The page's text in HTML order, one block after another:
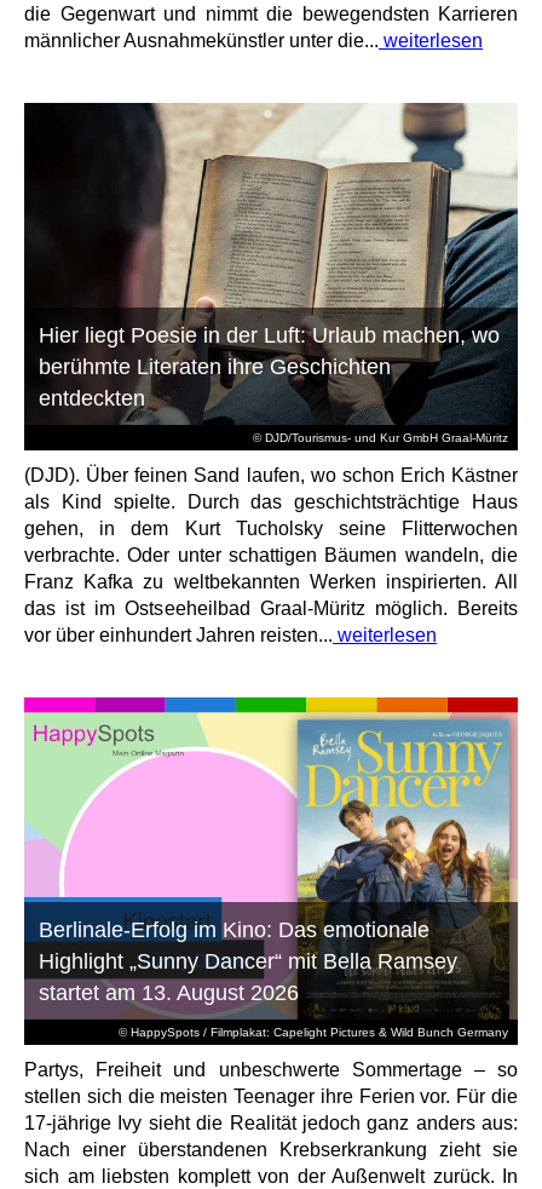
die Gegenwart und nimmt die bewegendsten Karrieren
männlicher Ausnahmekünstler unter die... weiterlesen
© DJD/Tourismus- und Kur GmbH Graal-Müritz
Hier liegt Poesie in der Luft: Urlaub machen, wo
berühmte Literaten ihre Geschichten
entdeckten
(DJD). Über feinen Sand laufen, wo schon Erich Kästner
als Kind spielte. Durch das geschichtsträchtige Haus
gehen, in dem Kurt Tucholsky seine Flitterwochen
verbrachte. Oder unter schattigen Bäumen wandeln, die
Franz Kafka zu weltbekannten Werken inspirierten. All
das ist im Ostseeheilbad Graal-Müritz möglich. Bereits
vor über einhundert Jahren reisten... weiterlesen
© HappySpots / Filmplakat: Capelight Pictures & Wild Bunch Germany
Berlinale-Erfolg im Kino: Das emotionale
Highlight „Sunny Dancer“ mit Bella Ramsey
startet am 13. August 2026
Partys, Freiheit und unbeschwerte Sommertage – so
stellen sich die meisten Teenager ihre Ferien vor. Für die
17-jährige Ivy sieht die Realität jedoch ganz anders aus:
Nach einer überstandenen Krebserkrankung zieht sie
sich am liebsten komplett von der Außenwelt zurück. In